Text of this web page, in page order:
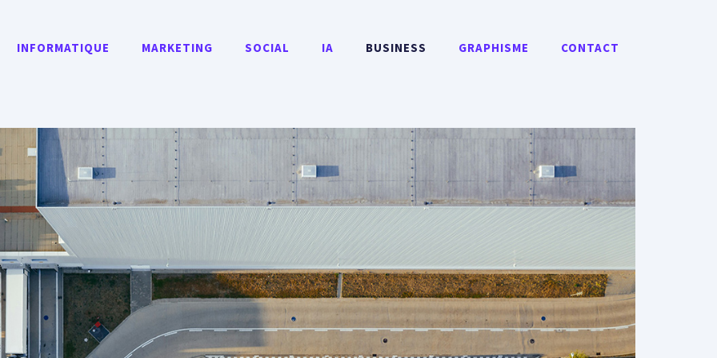
INFORMATIQUE MARKETING SOCIAL IA BUSINESS GRAPHISME CONTACT